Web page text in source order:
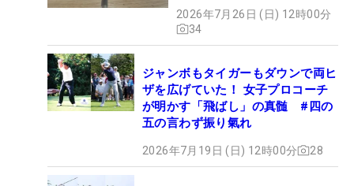
2026年7月26日 (日) 12時00分
34
ジャンボもタイガーもダウンで両ヒ
ザを広げていた！ 女子プロコーチ
が明かす「飛ばし」の真髄 #四の
五の言わず振り氣れ
2026年7月19日 (日) 12時00分 28